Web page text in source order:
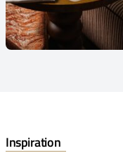
Inspiration